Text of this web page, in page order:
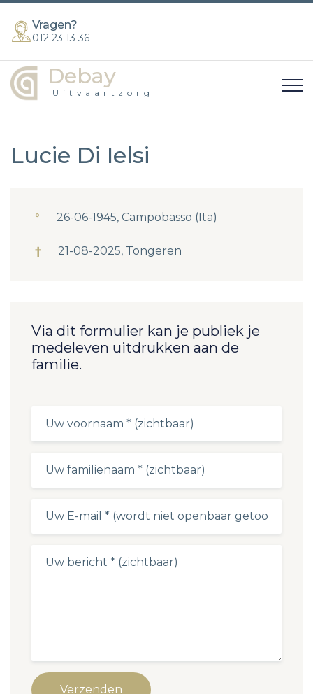
Vragen?
012 23 13 36
Debay
Uitvaartzorg
Lucie Di Ielsi
° 26-06-1945, Campobasso (Ita)
† 21-08-2025, Tongeren
Via dit formulier kan je publiek je
medeleven uitdrukken aan de
familie.
Verzenden